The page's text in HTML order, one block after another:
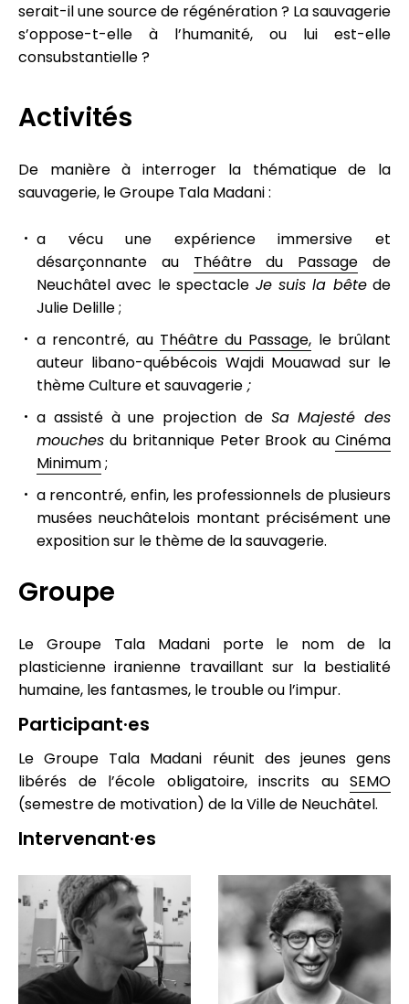
serait-il une source de régénération ? La sauvagerie
s’oppose-t-elle à l’humanité, ou lui est-elle
consubstantielle ?
Activités
De manière à interroger la thématique de la
sauvagerie, le Groupe Tala Madani :
a vécu une expérience immersive et
désarçonnante au Théâtre du Passage de
Neuchâtel avec le spectacle Je suis la bêtede
Julie Delille ;
a rencontré, au Théâtre du Passage, le brûlant
auteur libano-québécois Wajdi Mouawad sur le
thème Culture et sauvagerie;
a assisté à une projection de Sa Majesté des
mouches du britannique Peter Brook au Cinéma
Minimum;
a rencontré, enfin, les professionnels de plusieurs
musées neuchâtelois montant précisément une
exposition sur le thème de la sauvagerie.
Groupe
Le Groupe Tala Madani porte le nom de la
plasticienne iranienne travaillant sur la bestialité
humaine, les fantasmes, le trouble ou l’impur.
Participant·es
Le Groupe Tala Madani réunit des jeunes gens
libérés de l’école obligatoire, inscrits au SEMO
(semestre de motivation) de la Ville de Neuchâtel.
Intervenant·es